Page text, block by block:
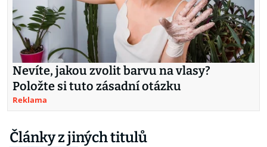
Nevíte, jakou zvolit barvu na vlasy?
Položte si tuto zásadní otázku
Reklama
Články z jiných titulů